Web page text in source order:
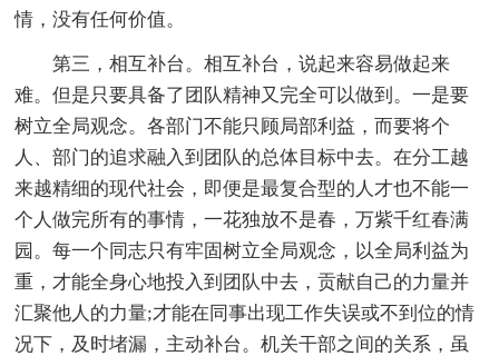
情，没有任何价值。
第三，相互补台。相互补台，说起来容易做起来
难。但是只要具备了团队精神又完全可以做到。一是要
树立全局观念。各部门不能只顾局部利益，而要将个
人、部门的追求融入到团队的总体目标中去。在分工越
来越精细的现代社会，即便是最复合型的人才也不能一
个人做完所有的事情，一花独放不是春，万紫千红春满
园。每一个同志只有牢固树立全局观念，以全局利益为
重，才能全身心地投入到团队中去，贡献自己的力量并
汇聚他人的力量;才能在同事出现工作失误或不到位的情
况下，及时堵漏，主动补台。机关干部之间的关系，虽